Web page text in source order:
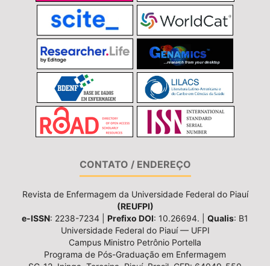
CONTATO / ENDEREÇO
Revista de Enfermagem da Universidade Federal do Piauí
(REUFPI)
e-ISSN: 2238-7234 | Prefixo DOI: 10.26694. | Qualis: B1
Universidade Federal do Piauí — UFPI
Campus Ministro Petrônio Portella
Programa de Pós-Graduação em Enfermagem